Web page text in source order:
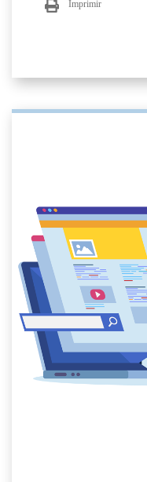
Imprimir